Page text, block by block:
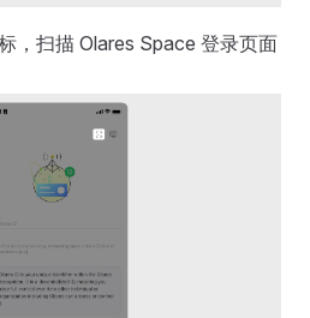
，扫描 Olares Space 登录页面